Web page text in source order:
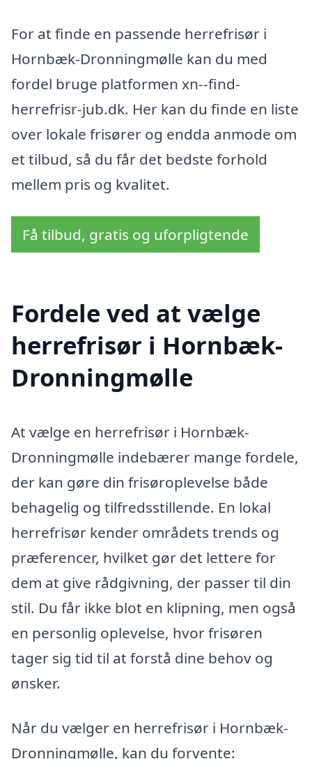
For at finde en passende herrefrisør i
Hornbæk-Dronningmølle kan du med
fordel bruge platformen xn--find-
herrefrisr-jub.dk. Her kan du finde en liste
over lokale frisører og endda anmode om
et tilbud, så du får det bedste forhold
mellem pris og kvalitet.
Få tilbud, gratis og uforpligtende
Fordele ved at vælge
herrefrisør i Hornbæk-
Dronningmølle
At vælge en herrefrisør i Hornbæk-
Dronningmølle indebærer mange fordele,
der kan gøre din frisøroplevelse både
behagelig og tilfredsstillende. En lokal
herrefrisør kender områdets trends og
præferencer, hvilket gør det lettere for
dem at give rådgivning, der passer til din
stil. Du får ikke blot en klipning, men også
en personlig oplevelse, hvor frisøren
tager sig tid til at forstå dine behov og
ønsker.
Når du vælger en herrefrisør i Hornbæk-
Dronningmølle, kan du forvente: